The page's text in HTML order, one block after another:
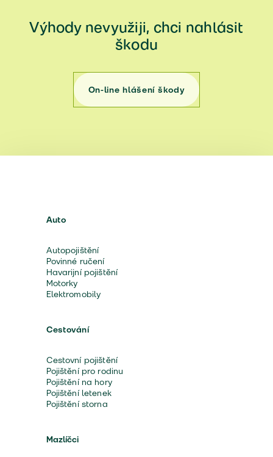
Výhody nevyužiji, chci nahlásit
škodu
On-line hlášení škody
Auto
Autopojištění
Povinné ručení
Havarijní pojištění
Motorky
Elektromobily
Cestování
Cestovní pojištění
Pojištění pro rodinu
Pojištění na hory
Pojištění letenek
Pojištění storna
Mazlíčci